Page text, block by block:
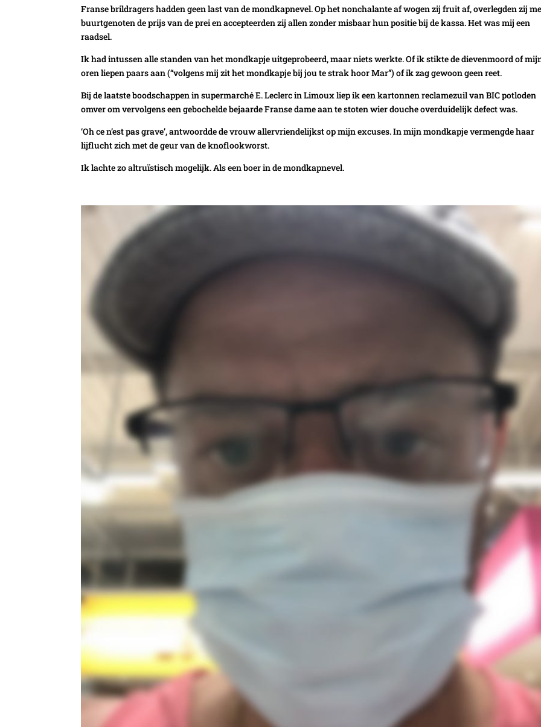
Franse brildragers hadden geen last van de mondkapnevel. Op het nonchalante af wogen zij fruit af, overlegden zij
buurtgenoten de prijs van de prei en accepteerden zij allen zonder misbaar hun positie bij de kassa. Het was mij een
raadsel.
Ik had intussen alle standen van het mondkapje uitgeprobeerd, maar niets werkte. Of ik stikte de dievenmoord of
oren liepen paars aan (“volgens mij zit het mondkapje bij jou te strak hoor Mar”) of ik zag gewoon geen reet.
Bij de laatste boodschappen in supermarché E. Leclerc in Limoux liep ik een kartonnen reclamezuil van BIC potloden
omver om vervolgens een gebochelde bejaarde Franse dame aan te stoten wier douche overduidelijk defect was.
‘Oh ce n’est pas grave’, antwoordde de vrouw allervriendelijkst op mijn excuses. In mijn mondkapje vermengde haar
lijflucht zich met de geur van de knoflookworst.
Ik lachte zo altruïstisch mogelijk. Als een boer in de mondkapnevel.